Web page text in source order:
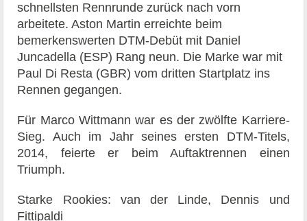
schnellsten Rennrunde zurück nach vorn
arbeitete. Aston Martin erreichte beim
bemerkenswerten DTM-Debüt mit Daniel
Juncadella (ESP) Rang neun. Die Marke war mit
Paul Di Resta (GBR) vom dritten Startplatz ins
Rennen gegangen.
Für Marco Wittmann war es der zwölfte Karriere-
Sieg. Auch im Jahr seines ersten DTM-Titels,
2014, feierte er beim Auftaktrennen einen
Triumph.
Starke Rookies: van der Linde, Dennis und
Fittipaldi